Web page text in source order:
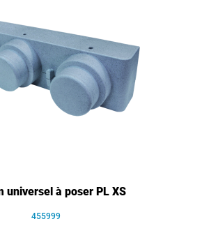
universel à poser PL XS
455999